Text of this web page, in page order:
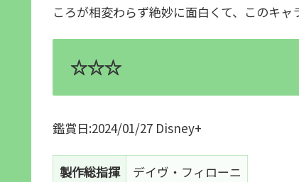
ころが相変わらず絶妙に面白くて、このキ
☆☆☆
鑑賞日:2024/01/27 Disney+
製作総指揮 デイヴ・フィローニ